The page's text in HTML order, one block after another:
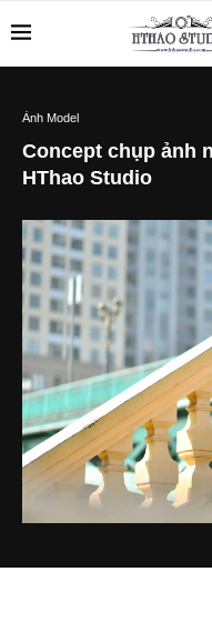
Ảnh Model
Concept chụp ảnh
HThao Studio